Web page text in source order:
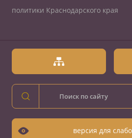
политики Краснодарского края
версия для